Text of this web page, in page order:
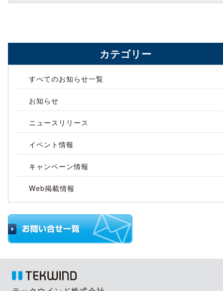
カテゴリー
すべてのお知らせ一覧
お知らせ
ニュースリリース
イベント情報
キャンペーン情報
Web掲載情報